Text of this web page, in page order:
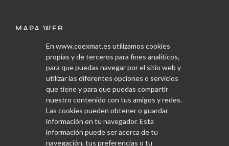
MAPA WEB
La empresa
Servicios
Proveedores
Contacto
En www.coexmat.es utilizamos cookies
propias y de terceros para fines analíticos,
para que puedas navegar por el sitio web y
utilizar las diferentes opciones o servicios
que tiene y para que puedas compartir
nuestro contenido con tus amigos y redes.
Las cookies pueden obtener o guardar
información en tu navegador. Esta
información puede ser acerca de tu
navegación, tus preferencias o tu